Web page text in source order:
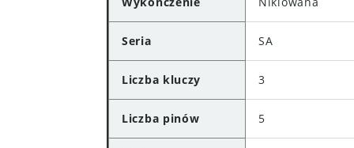
Seria SA
Liczba kluczy 3
Liczba pinów 5